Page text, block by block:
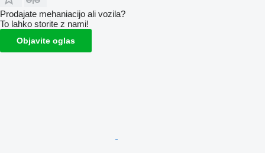
Prodajate mehaniacijo ali vozila?
To lahko storite z nami!
Objavite oglas